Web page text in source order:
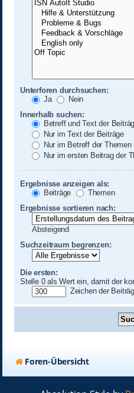
Unterforen durchsuchen:
Ja
Nein
Innerhalb suchen:
Betreff und Text der
Nur im Text der Beiträge
Nur im Betreff der Themen
Nur im ersten Beitrag der
Ergebnisse anzeigen als:
Beiträge
Themen
Ergebnisse sortieren nach:
Absteigend
Suchzeitraum begrenzen:
Die ersten:
Stelle 0 als Wert ein, damit der
Zeichen der
Foren-Übersicht